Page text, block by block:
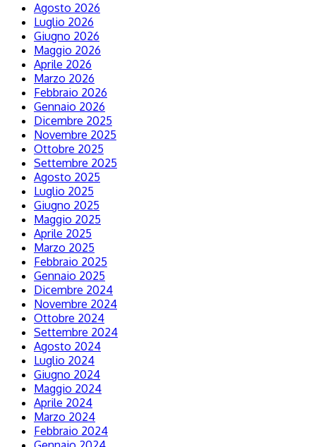
Agosto 2026
Luglio 2026
Giugno 2026
Maggio 2026
Aprile 2026
Marzo 2026
Febbraio 2026
Gennaio 2026
Dicembre 2025
Novembre 2025
Ottobre 2025
Settembre 2025
Agosto 2025
Luglio 2025
Giugno 2025
Maggio 2025
Aprile 2025
Marzo 2025
Febbraio 2025
Gennaio 2025
Dicembre 2024
Novembre 2024
Ottobre 2024
Settembre 2024
Agosto 2024
Luglio 2024
Giugno 2024
Maggio 2024
Aprile 2024
Marzo 2024
Febbraio 2024